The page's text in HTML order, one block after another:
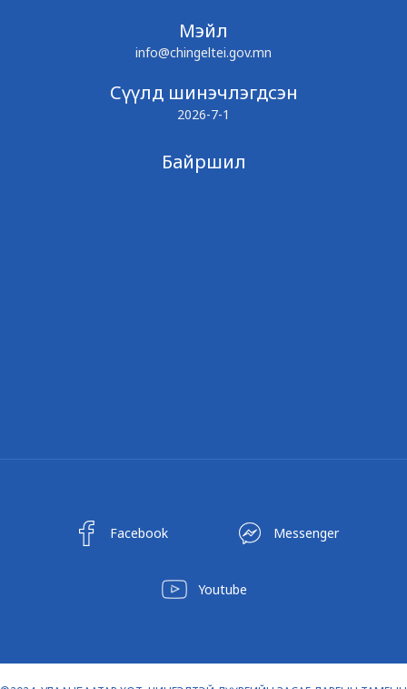
Мэйл
info@chingeltei.gov.mn
Сүүлд шинэчлэгдсэн
2026-7-1
Байршил
Facebook Messenger
Youtube